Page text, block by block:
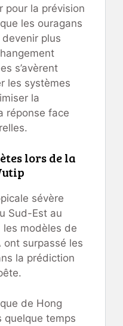
pour la prévision
les ouragans
plus
s’avèrent
les systèmes
la
réponse face
lors de la
sévère
Sud-Est au
modèles de
ont surpassé les
la prédiction
de Hong
quelque temps